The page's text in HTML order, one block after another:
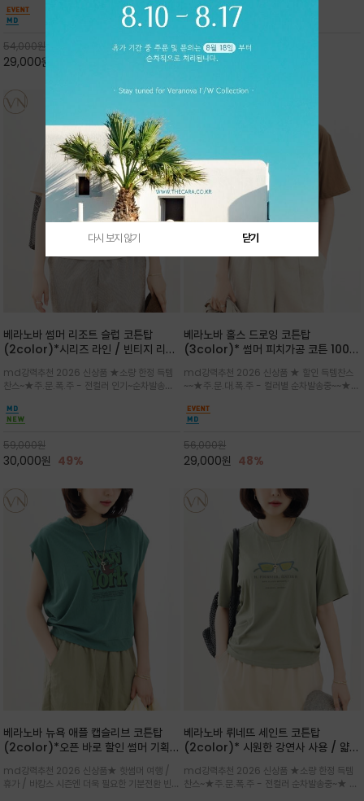
안함을 동시에 느낄수 있으며 차분하고 필요한
컬러웨이로 단독 또는 린넨 자켓/ 여름점퍼 안에
코디하기 만능템 입니다^^
54,000원
29,000원
핏 강연티셔츠
한 착용감을 선사하며, 자연스럽게 떨어지는 실루
엣이 편안하며 ★도회적인 무드로 루즈하게 단독
65,000원
30,000
베라노바 썸머 리조트 슬럽 코튼탑
(2color)*시리즈 라인 / 빈티지 리조
는 가벼운 코튼 터치의 반팔 티셔츠입니
다
md강력추천 2026 신상품 ★소량 한정 득템
찬스~★주.문.폭.주 - 전컬러 인기~순차발송중
아(Sepia)나 파스텔 톤의 해변 풍경으로 세련
된 뮤트톤 컬러 팔레트로 빈티지한 무드의 선샤
인 프린트가 더해져 담백하면서도 감각
59,000원
30,000원 49%
베라노바 홀스 드로잉 코튼탑
(3color)* 썸머 피치가공 코튼 100프
의 미를 살려 말의 윤곽선만 스케치하여
감성을 담은 아이템
md강력추천 2026 신상품 ★ 할인 득템찬스
~~★주.문.대.폭.주 - 컬러별 순차발송중~~★프
말(Horse) 드로잉 티셔츠는 여유로운 실루엣과
감각적인 아트워크로 고급스러운 여름 스타일링
을 완성할 수 있습니다
56,000원
29,000원 48%
베라노바 뉴욕 애플 캡슬리브 코튼탑
(2color)*오픈 바로 할인 썸머 기획
★ 한정수량 제작 ★ 강연 코튼으로 빈
티지 프린트로 여름 하의와 모두 잘어울
리는 그래픽
md강력추천 2026 신상품★ 핫썸머 여행 /
휴가 / 바캉스 시즌엔 더욱 필요한 기분전환 빈티
베라노바 뤼네뜨 세인트 코튼탑
(2color)* 시원한 강연사 사용 / 얇고
피부에 잘 달라붙지 않아 통기성이 탁월
md강력추천 2026 신상품 ★소량 한정 득템
찬스~★주.문.폭.주 - 전컬러 순차발송중~★ 감
다시 보지 않기 닫기